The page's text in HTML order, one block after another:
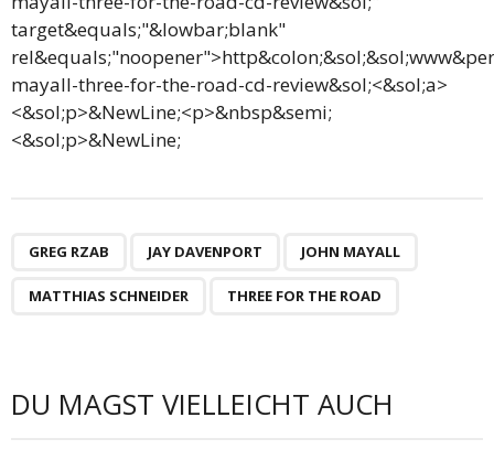
target&equals;"&lowbar;blank"
mayall-three-for-the-road-cd-review&sol;<&sol;a>
<&sol;p>&NewLine;<p>&nbsp&semi;
<&sol;p>&NewLine;
GREG RZAB JAY DAVENPORT JOHN MAYALL
MATTHIAS SCHNEIDER THREE FOR THE ROAD
DU MAGST VIELLEICHT AUCH